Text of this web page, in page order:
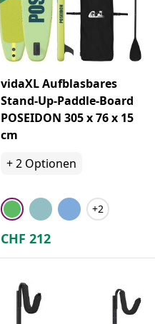
vidaXL Aufblasbares
Stand-Up-Paddle-Board
POSEIDON 305 x 76 x 15
cm
+2 Optionen
+2
CHF 212